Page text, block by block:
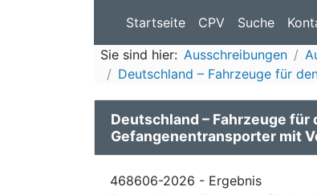
Startseite CPV Suche
Sie sind hier: Ausschreibungen
Deutschland – Fahrzeuge für
Deutschland – Fahrzeuge
Gefangenentransporter mit
468606-2026 - Ergebnis